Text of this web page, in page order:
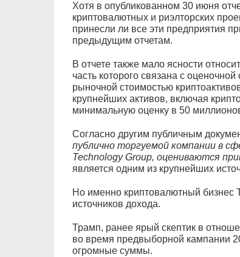
Хотя в опубликованном 30 июня
криптовалютных и риэлторских
принесли ли все эти предприятия
предыдущим отчетам.
В отчете также мало ясности
часть которого связана с
рыночной стоимостью
крупнейших активов, включая
минимальную оценку в 50
Согласно другим публичным
публично торгуемой компании в
Technology Group, оцениваются
является одним из крупнейших
Но именно криптовалютный бизнес
источников дохода.
Трамп, ранее ярый скептик в
во время предвыборной кампании
огромные суммы.